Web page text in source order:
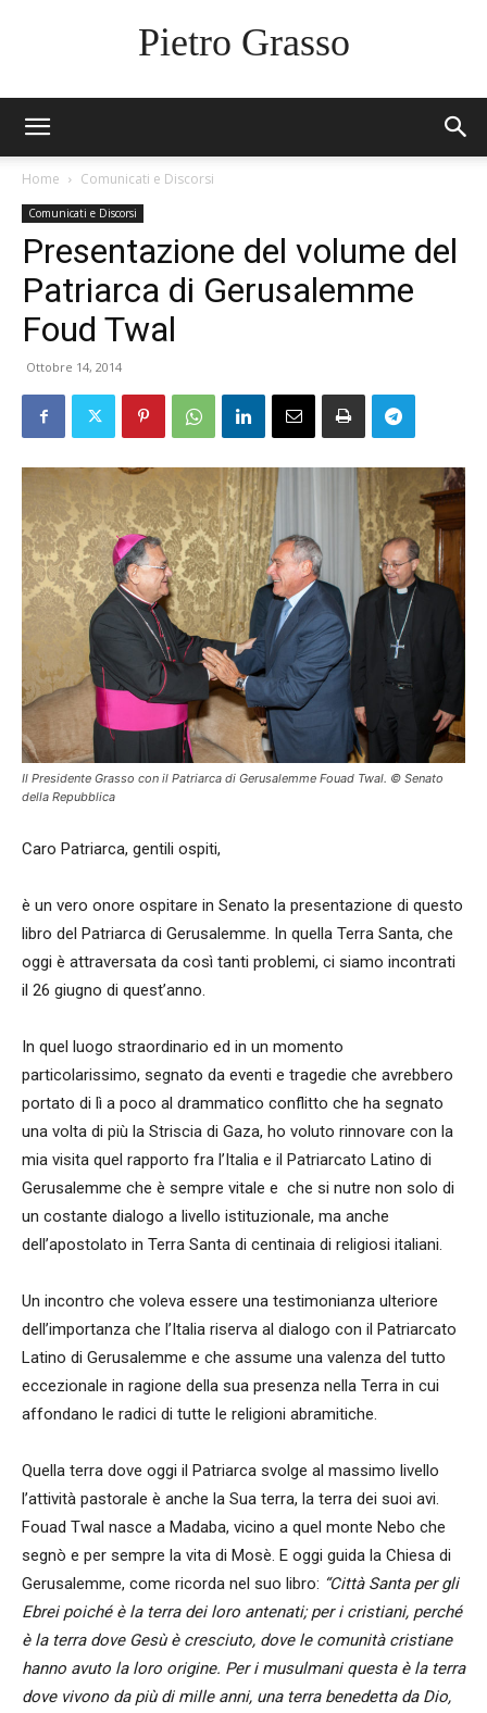
Pietro Grasso
Home Comunicati e Discorsi
Comunicati e Discorsi
Presentazione del volume del
Patriarca di Gerusalemme
Foud Twal
Ottobre 14, 2014
Il Presidente Grasso con il Patriarca di Gerusalemme Fouad Twal. © Senato
della Repubblica
Caro Patriarca, gentili ospiti,
è un vero onore ospitare in Senato la presentazione di questo
libro del Patriarca di Gerusalemme. In quella Terra Santa, che
oggi è attraversata da così tanti problemi, ci siamo incontrati
il 26 giugno di quest’anno.
In quel luogo straordinario ed in un momento
particolarissimo, segnato da eventi e tragedie che avrebbero
portato di lì a poco al drammatico conflitto che ha segnato
una volta di più la Striscia di Gaza, ho voluto rinnovare con la
mia visita quel rapporto fra l’Italia e il Patriarcato Latino di
Gerusalemme che è sempre vitale e che si nutre non solo di
un costante dialogo a livello istituzionale, ma anche
dell’apostolato in Terra Santa di centinaia di religiosi italiani.
Un incontro che voleva essere una testimonianza ulteriore
dell’importanza che l’Italia riserva al dialogo con il Patriarcato
Latino di Gerusalemme e che assume una valenza del tutto
eccezionale in ragione della sua presenza nella Terra in cui
affondano le radici di tutte le religioni abramitiche.
Quella terra dove oggi il Patriarca svolge al massimo livello
l’attività pastorale è anche la Sua terra, la terra dei suoi avi.
Fouad Twal nasce a Madaba, vicino a quel monte Nebo che
segnò e per sempre la vita di Mosè. E oggi guida la Chiesa di
Gerusalemme, come ricorda nel suo libro: “Città Santa per gli
Ebrei poiché è la terra dei loro antenati; per i cristiani, perché
è la terra dove Gesù è cresciuto, dove le comunità cristiane
hanno avuto la loro origine. Per i musulmani questa è la terra
dove vivono da più di mille anni, una terra benedetta da Dio,